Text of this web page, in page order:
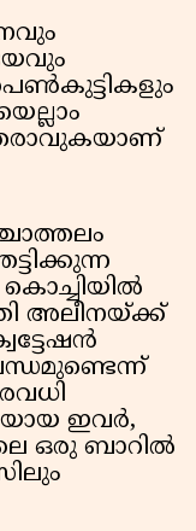
കൊച്ചിയിൽ
അലീനയ്ക്ക്
ഇവർ,
ഒരു ബാറിൽ